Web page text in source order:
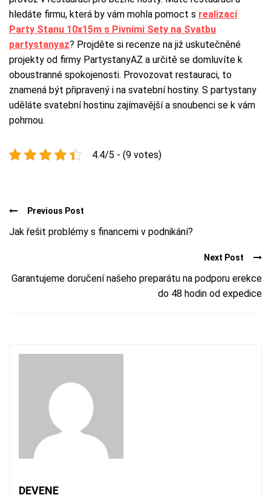
hledáte firmu, která by vám mohla pomoct s realizací
Party Stanu 10x15m s Pivními Sety na Svatbu
partystanyaz? Projděte si recenze na již uskutečněné
projekty od firmy PartystanyAZ a určitě se domluvíte k
oboustranné spokojenosti. Provozovat restauraci, to
znamená být připravený i na svatební hostiny. S partystany
uděláte svatební hostinu zajímavější a snoubenci se k vám
pohrnou.
4.4/5 - (9 votes)
Previous Post
Jak řešit problémy s financemi v podnikání?
Next Post
Garantujeme doručení našeho preparátu na podporu erekce
do 48 hodin od expedice
DEVENE